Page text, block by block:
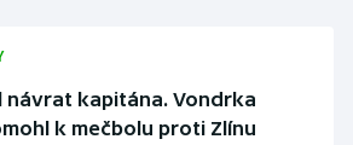
návrat kapitána. Vondrka
k mečbolu proti Zlínu